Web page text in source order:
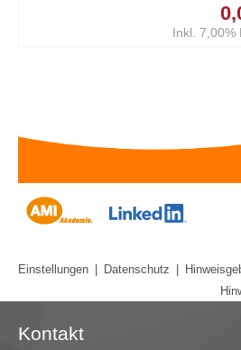
Inkl. 7,00%
Einstellungen
Datenschutz
Kontakt